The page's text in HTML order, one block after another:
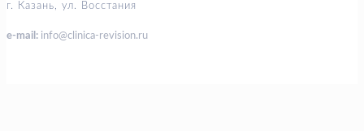
г. Казань, ул. Восстания
e-mail: info@clinica-revision.ru